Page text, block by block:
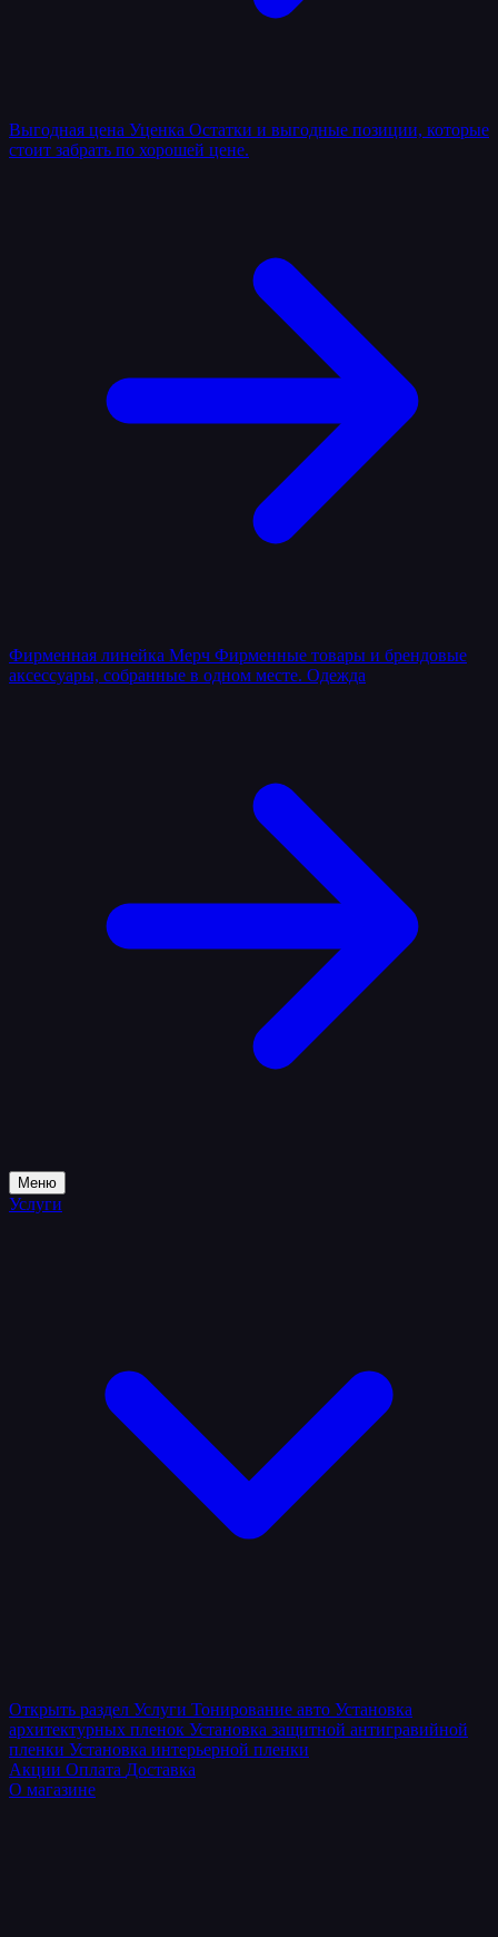
Выгодная цена Уценка Остатки и выгодные позиции, которые
стоит забрать по хорошей цене.
Фирменная линейка Мерч Фирменные товары и брендовые
аксессуары, собранные в одном месте. Одежда
Меню
Услуги
Открыть раздел Услуги Тонирование авто Установка
архитектурных пленок Установка защитной антигравийной
пленки Установка интерьерной пленки
Акции Оплата Доставка
О магазине